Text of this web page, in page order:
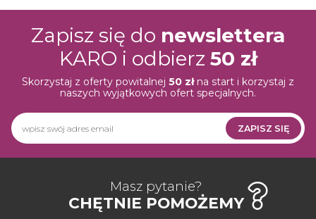
Zapisz się do newslettera
KARO i odbierz 50 zł
Skorzystaj z oferty powitalnej 50 złna start i korzystaj z
naszych wyjątkowych ofert specjalnych.
ZAPISZ SIĘ
Masz pytanie?
CHĘTNIE POMOŻEMY